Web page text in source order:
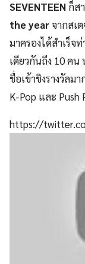
SEVENTEEN ก็ส
the year จากสเ
มาครองได้สำเร็จ
เดียวกันถึง 10 คน
ชื่อเข้าชิงรางวัลม
K-Pop และ Push
https://